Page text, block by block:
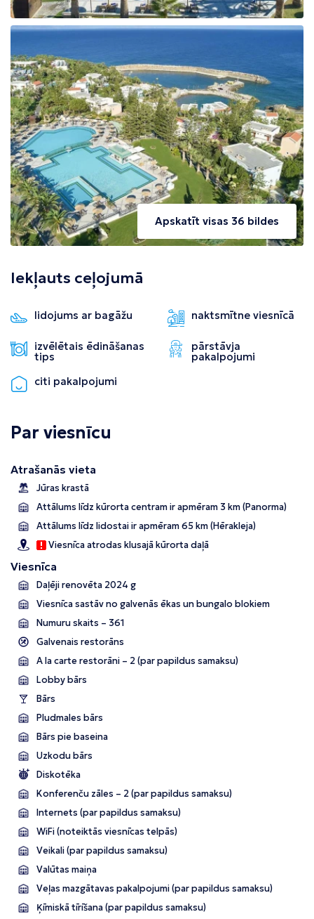
Apskatīt visas 36 bildes
Iekļauts ceļojumā
lidojums ar bagāžu naktsmītne viesnīcā
izvēlētais ēdināšanas
tips
pārstāvja
pakalpojumi
citi pakalpojumi
Par viesnīcu
Atrašanās vieta
Jūras krastā
Attālums līdz kūrorta centram ir apmēram 3 km (Panorma)
Attālums līdz lidostai ir apmēram 65 km (Hērakleja)
Viesnīca atrodas klusajā kūrorta daļā
Viesnīca
Daļēji renovēta 2024 g
Viesnīca sastāv nogalvenās ēkas un bungalo blokiem
Numuru skaits – 361
Galvenais restorāns
A la carte restorāni – 2 (par papildus samaksu)
Lobby bārs
Bārs
Pludmales bārs
Bārs pie baseina
Uzkodu bārs
Diskotēka
Konferenču zāles – 2 (par papildus samaksu)
Internets (par papildus samaksu)
WiFi (noteiktās viesnīcas telpās)
Veikali (par papildus samaksu)
Valūtas maiņa
Veļas mazgātavas pakalpojumi (par papildus samaksu)
Ķīmiskā tīrīšana (par papildus samaksu)